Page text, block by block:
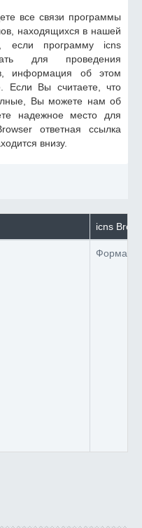
все связи программы
находящихся в нашей
если программу icns
для проведения
информация об этом
Если Вы считаете, что
Вы можете нам об
надежное место для
ответная ссылка
внизу.
icns
Формат